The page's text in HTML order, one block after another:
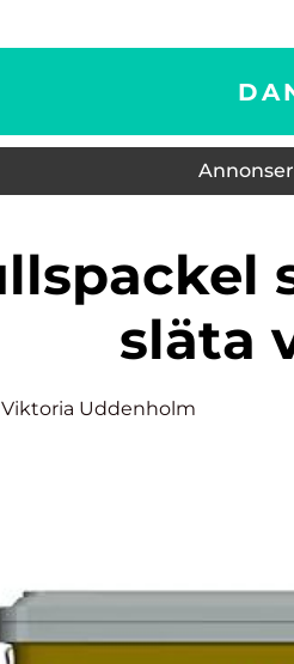
släta
Viktoria Uddenholm